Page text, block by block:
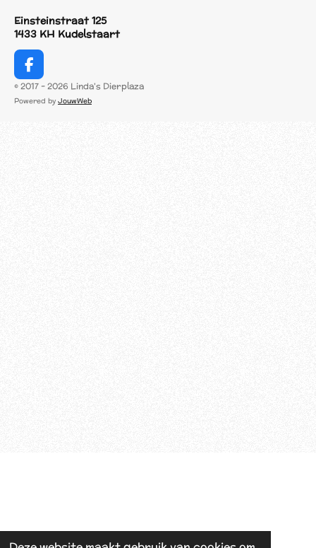
Einsteinstraat 125
1433 KH Kudelstaart
F
a
c
© 2017 - 2026 Linda's Dierplaza
Powered by JouwWeb